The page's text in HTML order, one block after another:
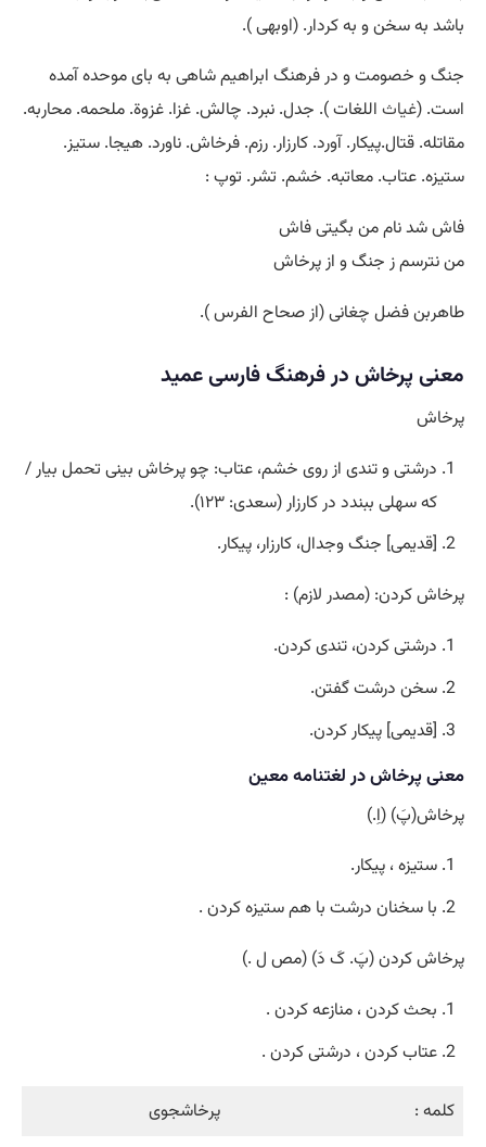
باشد به سخن و به کردار. (اوبهی ).
جنگ و خصومت و در فرهنگ ابراهیم شاهی به بای موحده آمده
است. (غیاث اللغات ). جدل. نبرد. چالش. غزا. غزوة. ملحمه. محاربه.
مقاتله. قتال.پیکار. آورد. کارزار. رزم. فرخاش. ناورد. هیجا. ستیز.
ستیزه. عتاب. معاتبه. خشم. تشر. توپ :
فاش شد نام من بگیتی فاش
من نترسم ز جنگ و از پرخاش
طاهربن فضل چغانی (از صحاح الفرس ).
معنی پرخاش در فرهنگ فارسی عمید
پرخاش
درشتی و تندی از روی خشم، عتاب: چو پرخاش بینی تحمل بیار /
که سهلی ببندد در کارزار (سعدی: ۱۲۳).
[قدیمی] جنگ وجدال، کارزار، پیکار.
پرخاش کردن: (مصدر لازم) :
درشتی کردن، تندی کردن.
سخن درشت گفتن.
[قدیمی] پیکار کردن.
معنی پرخاش در لغتنامه معین
پرخاش(پَ) (اِ.)
ستیزه ، پیکار.
با سخنان درشت با هم ستیزه کردن .
پرخاش کردن (پَ. کَ دَ) (مص ل .)
بحث کردن ، منازعه کردن .
عتاب کردن ، درشتی کردن .
کلمه : پرخاشجوی